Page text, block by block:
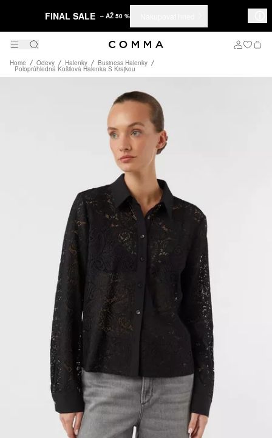
FINAL SALE – AŽ 50 %
Home Odevy Halenky Business Halenky
Poloprůhledná Košilová Halenka S Krajkou